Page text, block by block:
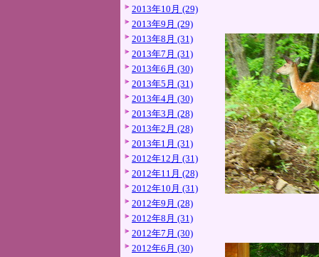
2013年10月 (29)
2013年9月 (29)
2013年8月 (31)
2013年7月 (31)
2013年6月 (30)
2013年5月 (31)
2013年4月 (30)
2013年3月 (28)
2013年2月 (28)
2013年1月 (31)
2012年12月 (31)
2012年11月 (28)
2012年10月 (31)
2012年9月 (28)
2012年8月 (31)
2012年7月 (30)
2012年6月 (30)